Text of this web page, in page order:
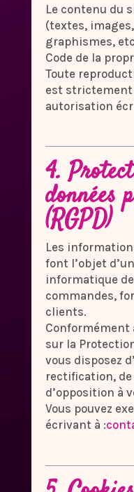
Le contenu du
(textes,
graphismes,
Code de la
Toute
est
autorisation
4.
données
(RGPD)
Les
font l’objet
informatique
commandes,
clients.
Conformément
sur la
vous disposez
rectification,
d’opposition à
Vous pouvez
écrivant à :